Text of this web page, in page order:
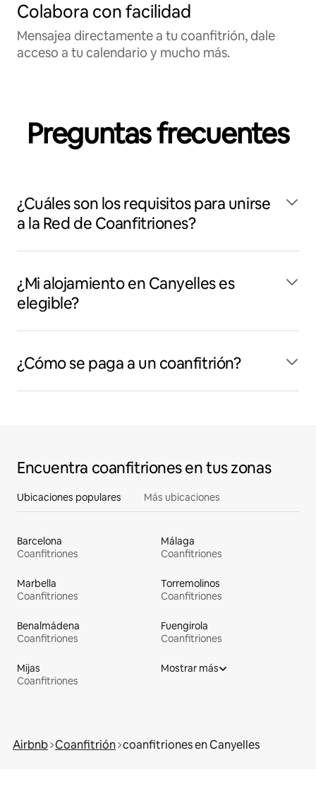
Colabora con facilidad
Mensajea directamente a tu coanfitrión, dale
acceso a tu calendario y mucho más.
Preguntas frecuentes
¿Cuáles son los requisitos para unirse
a la Red de Coanfitriones?
¿Mi alojamiento en Canyelles es
elegible?
¿Cómo se paga a un coanfitrión?
Encuentra coanfitriones en tus zonas
Ubicaciones populares Más ubicaciones
Barcelona
Coanfitriones
Málaga
Coanfitriones
Marbella
Coanfitriones
Torremolinos
Coanfitriones
Benalmádena
Coanfitriones
Fuengirola
Coanfitriones
Mijas
Coanfitriones
Mostrar más
Airbnb Coanfitrión coanfitriones en Canyelles